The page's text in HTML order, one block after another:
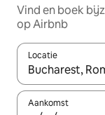
Vind en boek
op Airbnb
Locatie
Wanneer er
Aankomst